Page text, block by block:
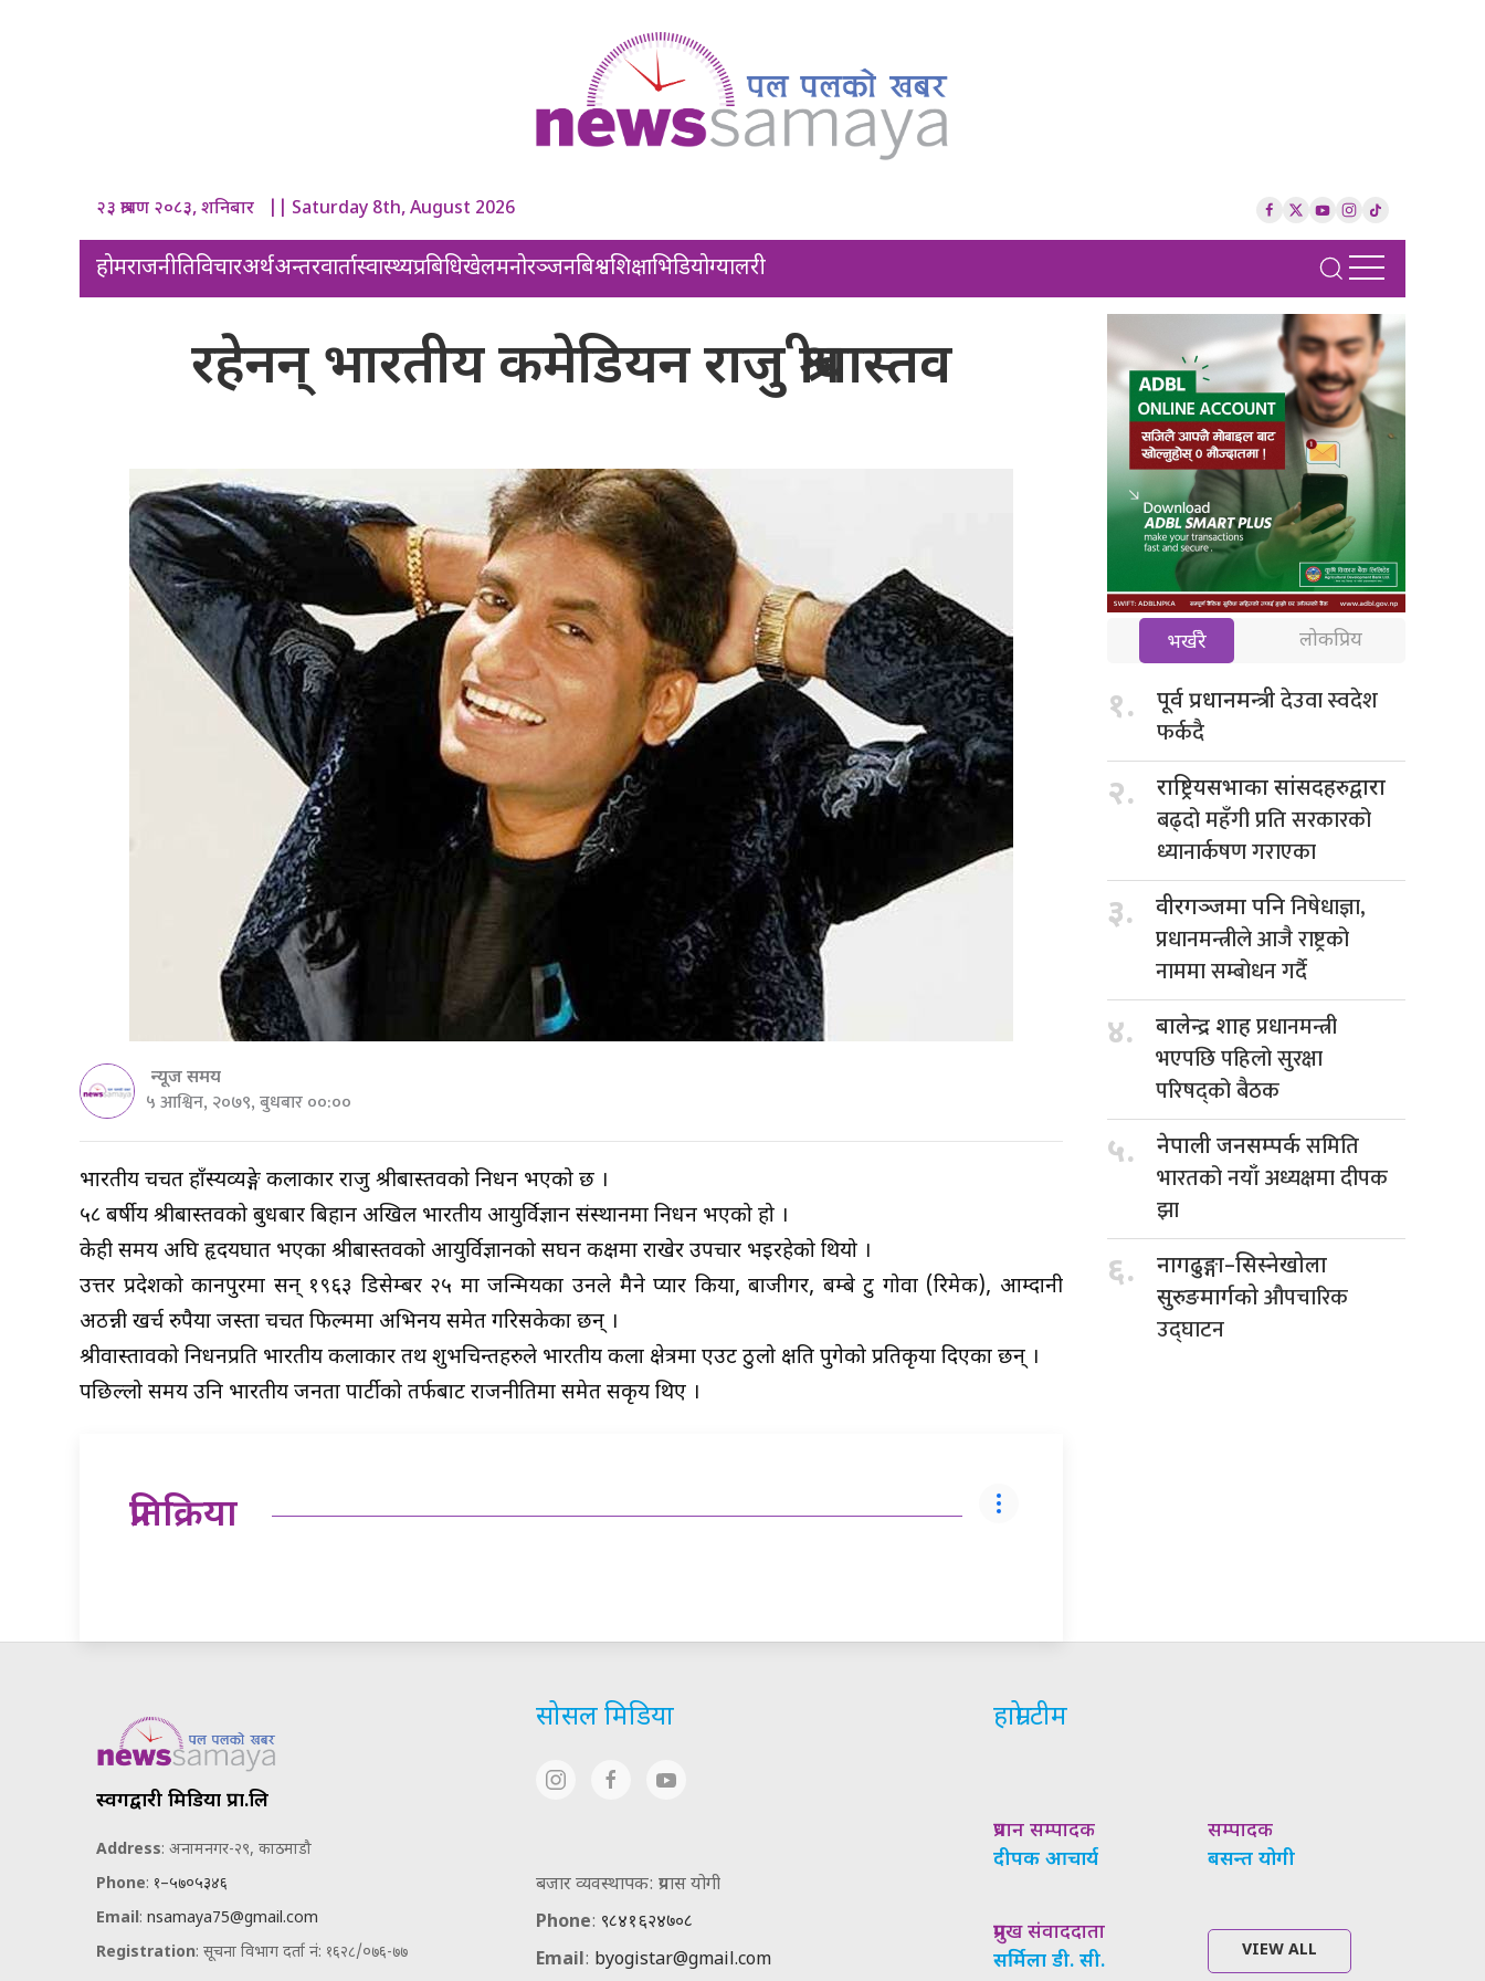
२३ श्रावण २०८३, शनिबार || Saturday 8th, August 2026
होमराजनीतिविचारअर्थअन्तरवार्तास्वास्थ्यप्रबिधिखेलमनोरञ्जनबिश्वशिक्षाभिडियोग्यालरी
रहेनन् भारतीय कमेडियन राजु श्रीबास्तव
न्यूज समय
५ आश्विन, २०७९, बुधबार ००:००
भारतीय चर्चित हाँस्यव्यङ्गे कलाकार राजु श्रीबास्तवको निधन भएको छ ।
५८ बर्षीय श्रीबास्तवको बुधबार बिहान अखिल भारतीय आयुर्विज्ञान संस्थानमा निधन भएको हो ।
केही समय अघि हृदयघात भएका श्रीबास्तवको आयुर्विज्ञानको सघन कक्षमा राखेर उपचार भइरहेको थियो ।
उत्तर प्रदेशको कानपुरमा सन् १९६३ डिसेम्बर २५ मा जन्मियका उनले मैने प्यार किया, बाजीगर, बम्बे टु गोवा (रिमेक), आम्दानी
अठन्नी खर्च रुपैया जस्ता चर्चित फिल्ममा अभिनय समेत गरिसकेका छन् ।
श्रीवास्तावको निधनप्रति भारतीय कलाकार तथ शुभचिन्तहरुले भारतीय कला क्षेत्रमा एउट ठुलो क्षति पुगेको प्रतिकृया दिएका छन् ।
पछिल्लो समय उनि भारतीय जनता पार्टीको तर्फबाट राजनीतिमा समेत सकृय थिए ।
प्रतिक्रिया
भर्खरै लोकप्रिय
१. पूर्व प्रधानमन्त्रीदेउवा स्वदेश
फर्कदै
२. राष्ट्रियसभाका सांसदहरुद्वारा
बढ्दो महँगी प्रति सरकारको
ध्यानार्कषण गराएका
३. वीरगञ्जमा पनिनिषेधाज्ञा,
प्रधानमन्त्रीले आजै राष्ट्रको
नाममा सम्बोधन गर्दै
४. बालेन्द्र शाहप्रधानमन्त्री
भएपछि पहिलो सुरक्षा
परिषद्को बैठक
५. नेपाली जनसम्पर्कसमिति
भारतको नयाँ अध्यक्षमा दीपक
झा
६.
नागढुङ्गा–सिस्नेखोला
सुरुङमार्गकोऔपचारिक
उद्घाटन
स्वर्गद्वारी मिडिया प्रा.लि
Address: अनामनगर-२९, काठमाडौ
Phone: १–५७०५३४६
Email: nsamaya75@gmail.com
Registration: सूचना विभाग दर्ता नं: १६२८/०७६-७७
सोसल मिडिया
बजार व्यवस्थापक: प्रयास योगी
Phone: ९८४१६२४७०८
Email: byogistar@gmail.com
हाम्रो टीम
प्रधान सम्पादक
दीपक आचार्य
सम्पादक
बसन्त योगी
प्रमुख संवाददाता
सर्मिला डी. सी.
VIEW ALL